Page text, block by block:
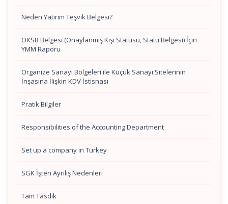
Neden Yatırım Teşvik Belgesi?
OKSB Belgesi (Onaylanmış Kişi Statüsü, Statü Belgesi) İçin
YMM Raporu
Organize Sanayi Bölgeleri ile Küçük Sanayi Sitelerinin
İnşasına İlişkin KDV İstisnası
Pratik Bilgiler
Responsibilities of the Accounting Department
Set up a company in Turkey
SGK İşten Ayrılış Nedenleri
Tam Tasdik